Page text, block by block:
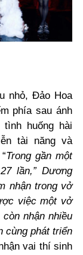
nhỏ, Đảo Hoa
phía sau ánh
tình huống hài
tài năng và
Trong gần một
lần,” Dương
nhận trong vở
việc một vở
nhận nhiều
cùng phát triển
vai thí sinh